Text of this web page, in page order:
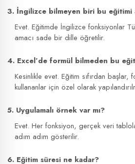
3. İngilizce bilmeyen biri bu eğitimi
Evet. Eğitimde İngilizce fonksiyonlar
amacı sade bir dille öğretilir.
4. Excel’de formül bilmeden bu
Kesinlikle evet. Eğitim sıfırdan başlar,
kullananlar için özel olarak
5. Uygulamalı örnek var mı?
Evet. Her fonksiyon, gerçek veri
adım adım gösterilir.
6. Eğitim süresi ne kadar?